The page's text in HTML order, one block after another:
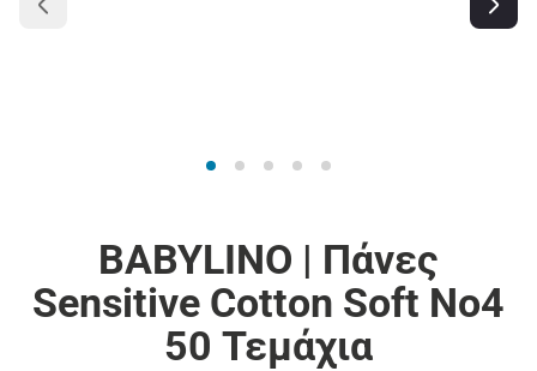
BABYLINO | Πάνες
Sensitive Cotton Soft Νο4
50 Τεμάχια